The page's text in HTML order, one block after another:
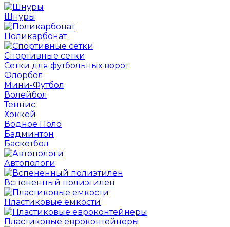
Шнуры
Поликарбонат
Спортивные сетки
Сетки для футбольных ворот
Флорбол
Мини-Футбол
Волейбол
Теннис
Хоккей
Водное Поло
Бадминтон
Баскетбол
Автопологи
Вспененный полиэтилен
Пластиковые емкости
Пластиковые евроконтейнеры